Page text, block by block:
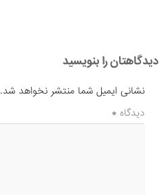
دیدگاهتان را بنویسید
نشانی ایمیل شما منتشر نخواهد شد.
دیدگاه *